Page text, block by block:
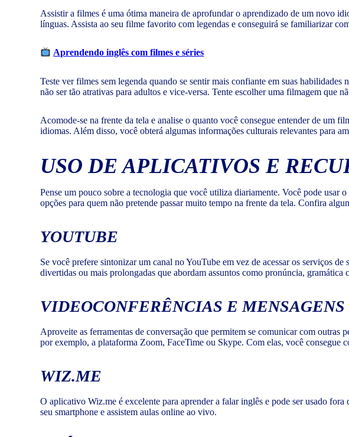
Assistir a filmes é uma ótima maneira de aprofundar o aprendizado de um novo
línguas. Assista ao seu filme favorito com legendas e conseguirá se familiarizar
Aprendendo inglês com filmes e séries
Teste ver filmes sem legenda quando se sentir mais confiante em suas
não ser tão atrativas para adultos e vice-versa. Tente escolher uma filmagem que
Acomode-se na frente da tela e analise o quanto você consegue entender de um
idiomas. Além disso, você obterá algumas informações culturais relevantes para
USO DE APLICATIVOS E
Pense um pouco sobre a tecnologia que você utiliza diariamente. Você pode usar o
opções para quem não pretende passar muito tempo na frente da tela. Confira
YOUTUBE
Se você prefere sintonizar um canal no YouTube em vez de acessar os serviços
divertidas ou mais prolongadas que abordam assuntos como pronúncia,
VIDEOCONFERÊNCIAS E
Aproveite as ferramentas de conversação que permitem se comunicar com outras
por exemplo, a plataforma Zoom, FaceTime ou Skype. Com elas, você consegue
WIZ.ME
O aplicativo Wiz.me é excelente para aprender a falar inglês e pode ser usado
seu smartphone e assistem aulas online ao vivo.